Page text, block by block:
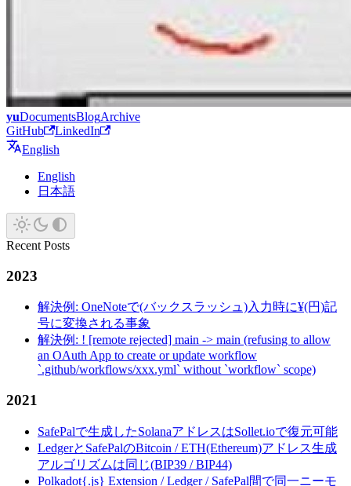
yuDocumentsBlogArchive
GitHub
LinkedIn
English
English
日本語
Recent Posts
2023
解決例: OneNoteで(バックスラッシュ)入力時に¥(円)記
号に変換される事象
解決例: ! [remote rejected] main -> main (refusing to allow
an OAuth App to create or update workflow
`.github/workflows/xxx.yml` without `workflow` scope)
2021
SafePalで生成したSolanaアドレスはSollet.ioで復元可能
LedgerとSafePalのBitcoin / ETH(Ethereum)アドレス生成
アルゴリズムは同じ(BIP39 / BIP44)
Polkadot{.js} Extension / Ledger / SafePal間で同一ニーモ